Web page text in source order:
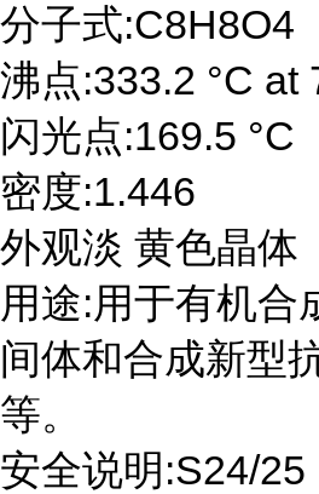
分子式:C8H8O4
沸点:333.2 °C at
闪光点:169.5 °C
密度:1.446
外观淡 黄色晶体
用途:用于有机合
间体和合成新型
等。
安全说明:S24/25